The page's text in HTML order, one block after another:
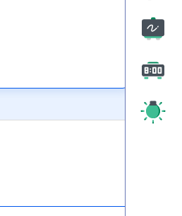
판서
주목 시